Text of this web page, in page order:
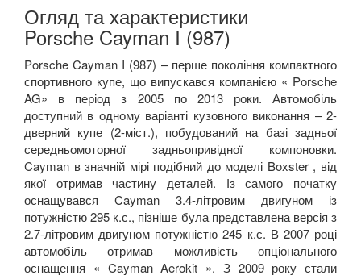
Огляд та характеристики
Porsche Cayman I (987)
Porsche Cayman I (987) – перше покоління компактного
спортивного купе, що випускався компанією « Porsche
AG» в період з 2005 по 2013 роки. Автомобіль
доступний в одному варіанті кузовного виконання – 2-
дверний купе (2-міст.), побудований на базі задньої
середньомоторної задньопривідної компоновки.
Cayman в значній мірі подібний до моделі Boxster , від
якої отримав частину деталей. Із самого початку
оснащувався Cayman 3.4-літровим двигуном із
потужністю 295 к.с., пізніше була представлена версія з
2.7-літровим двигуном потужністю 245 к.с. В 2007 році
автомобіль отримав можливість опціонального
оснащення « Cayman Aerokit ». З 2009 року стали